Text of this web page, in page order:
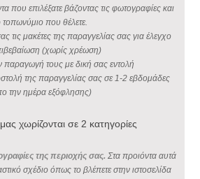
που επιλέξατε βάζοντας τις φωτογραφίες και
τοπωνύμιο που θέλετε.
τις μακέτες της παραγγελίας σας για έλεγχο
(χωρίς χρέωση)
παραγωγή τους με δική σας εντολή
της παραγγελίας σας σε 1-2 εβδομάδες
την ημέρα εξόφλησης)
χωρίζονται σε 2 κατηγορίες
της περιοχής σας. Στα προιόντα αυτά
σχέδιο όπως το βλέπετε στην ιστοσελίδα